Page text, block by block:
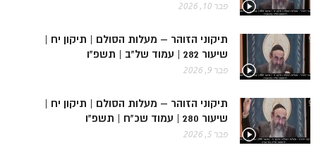
הזוהר הקדוש וישב מתקדמים
הזוהר הקדוש מקץ מתחילים
הזוהר הקדוש מקץ מתקדמים
הזוהר הקדוש ויגש מתחילים
הזוהר הקדוש ויגש מתקדמים
פבר 10, 2026
תיקוני הזוהר – מעלות הסולם | תיקון יח |
שיעור 282 | עמוד של"ב | תשפ"ו
פבר 9, 2026
תיקוני הזוהר – מעלות הסולם | תיקון יח |
שיעור 280 | עמוד שכ"ח | תשפ"ו
פבר 5, 2026